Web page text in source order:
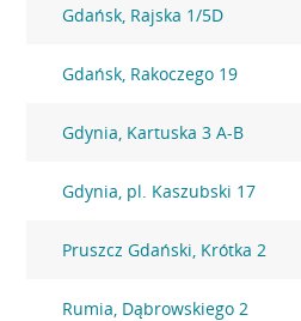
Gdańsk, Rajska 1/5D
Gdańsk, Rakoczego 19
Gdynia, Kartuska 3 A-B
Gdynia, pl. Kaszubski 17
Pruszcz Gdański, Krótka 2
Rumia, Dąbrowskiego 2